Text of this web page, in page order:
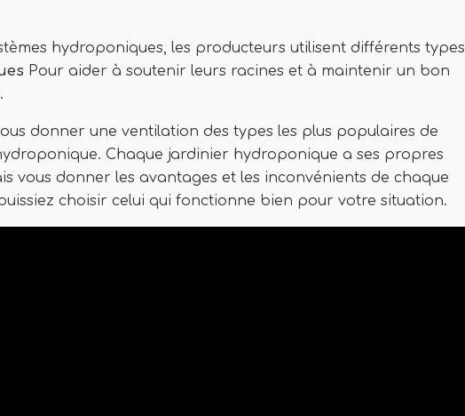
hydroponiques, les producteurs utilisent différents types
Pour aider à soutenir leurs racines et à maintenir un bon
donner une ventilation des types les plus populaires de
Chaque jardinier hydroponique a ses propres
vous donner les avantages et les inconvénients de chaque
choisir celui qui fonctionne bien pour votre situation.